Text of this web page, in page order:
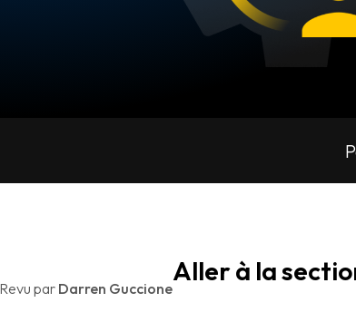
Revu par Darren Guccione
Aller à la